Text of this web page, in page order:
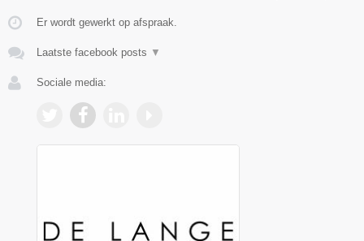
Er wordt gewerkt op afspraak.
Laatste facebook posts ▼
Sociale media: